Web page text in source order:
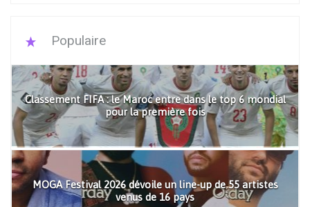
Populaire
Classement FIFA : le Maroc entre dans le top 6 mondial
pour la première fois
MOGA Festival 2026 dévoile un line-up de 55 artistes
venus de 16 pays